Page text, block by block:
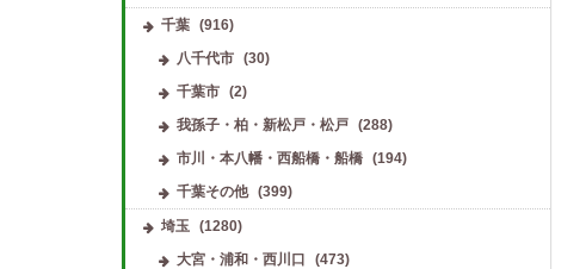
千葉 (916)
八千代市
(30)
千葉市
(2)
我孫子・柏・新松戸・松戸
(288)
市川・本八幡・西船橋・船橋
(194)
千葉その他
(399)
埼玉
(1280)
大宮・浦和・西川口
(473)